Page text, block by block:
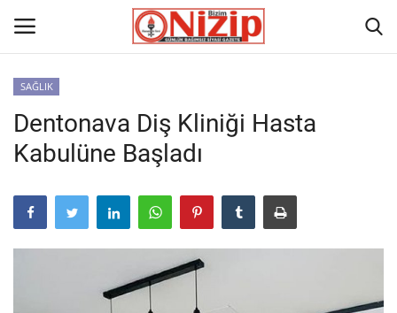
Ana
GÜNDEM
Gazete
SAĞLIK
Dentonava Diş Kliniği Hasta
Kabulüne Başladı